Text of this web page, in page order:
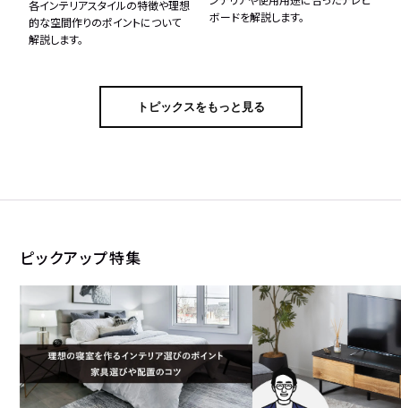
各インテリアスタイルの特徴や理想
的な空間作りのポイントについて
解説します。
ボードを解説します。
トピックスをもっと見る
ピックアップ特集